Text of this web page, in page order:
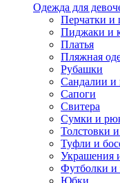
Одежда для
Перчатки
Пиджаки и
Платья
Пляжная
Рубашки
Сандалии
Сапоги
Свитера
Сумки и
Толстовки
Туфли и
Украшения
Футболки и
Юбки